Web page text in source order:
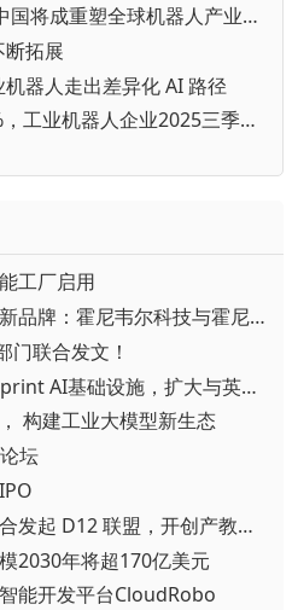
▪ 工业机器人快速增长 中国将成重塑全球机器人产业格局重要变量
断拓展
器人走出差异化 AI 路径
▪ 利润同比暴增232.35%，工业机器人企业2025三季度业绩出炉！
工厂启用
▪ 霍尼韦尔发布分拆后全新品牌：霍尼韦尔科技与霍尼韦尔航空航天
门联合发文！
▪ ABB通过集成DSX Blueprint AI基础设施，扩大与英伟达的合作
构建工业大模型新生态
坛
▪ 重磅官宣！汇川技术联合发起 D12 联盟，开创产教融合新范式
2030年将超170亿美元
能开发平台CloudRobo